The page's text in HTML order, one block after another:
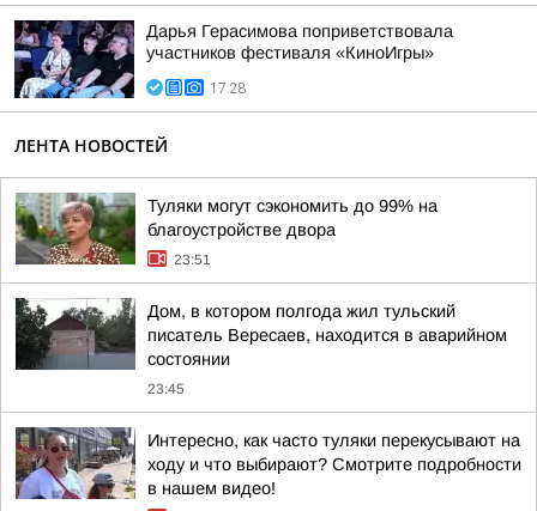
Дарья Герасимова поприветствовала
участников фестиваля «КиноИгры»
17:28
ЛЕНТА НОВОСТЕЙ
Туляки могут сэкономить до 99% на
благоустройстве двора
23:51
Дом, в котором полгода жил тульский
писатель Вересаев, находится в аварийном
состоянии
23:45
Интересно, как часто туляки перекусывают на
ходу и что выбирают? Смотрите подробности
в нашем видео!